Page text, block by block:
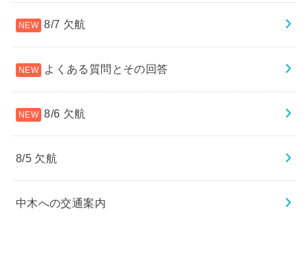
8/7 欠航
よくある質問とその回答
8/6 欠航
8/5 欠航
中木への交通案内